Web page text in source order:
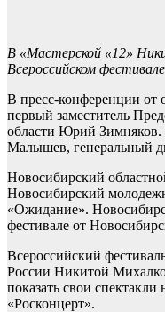
В «Мастерской «12»
Всероссийском
В пресс-конференции от
первый заместитель
области Юрий Зимняков.
Малышев, генеральный
Новосибирский
Новосибирский
«Ожидание».
фестивале от
Всероссийский
России Никитой
показать свои
«Росконцерт».